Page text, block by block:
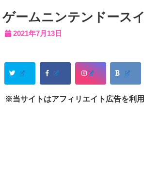
ゲームニンテンドース
2021年7月13日
※当サイトはアフィリエイト広告を利